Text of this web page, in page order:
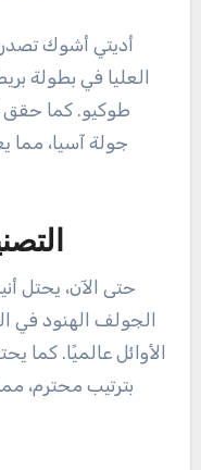
أديتي أشوك
العليا في بطولة
طوكيو. كما حقق
جولة آسيا،
حتى الآن، يحتل
الجولف الهنود في
الأوائل عالميًا. كما
بترتيب محترم،